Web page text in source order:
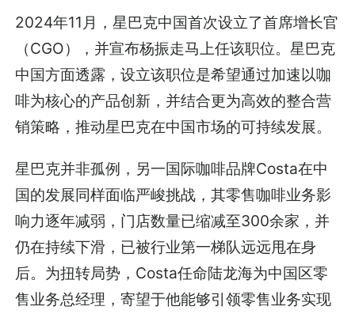
2024年11月，星巴克中国首次设立了首席增长官
（CGO），并宣布杨振走马上任该职位。星巴克
中国方面透露，设立该职位是希望通过加速以咖
啡为核心的产品创新，并结合更为高效的整合营
销策略，推动星巴克在中国市场的可持续发展。
星巴克并非孤例，另一国际咖啡品牌Costa在中
国的发展同样面临严峻挑战，其零售咖啡业务影
响力逐年减弱，门店数量已缩减至300余家，并
仍在持续下滑，已被行业第一梯队远远甩在身
后。为扭转局势，Costa任命陆龙海为中国区零
售业务总经理，寄望于他能够引领零售业务实现